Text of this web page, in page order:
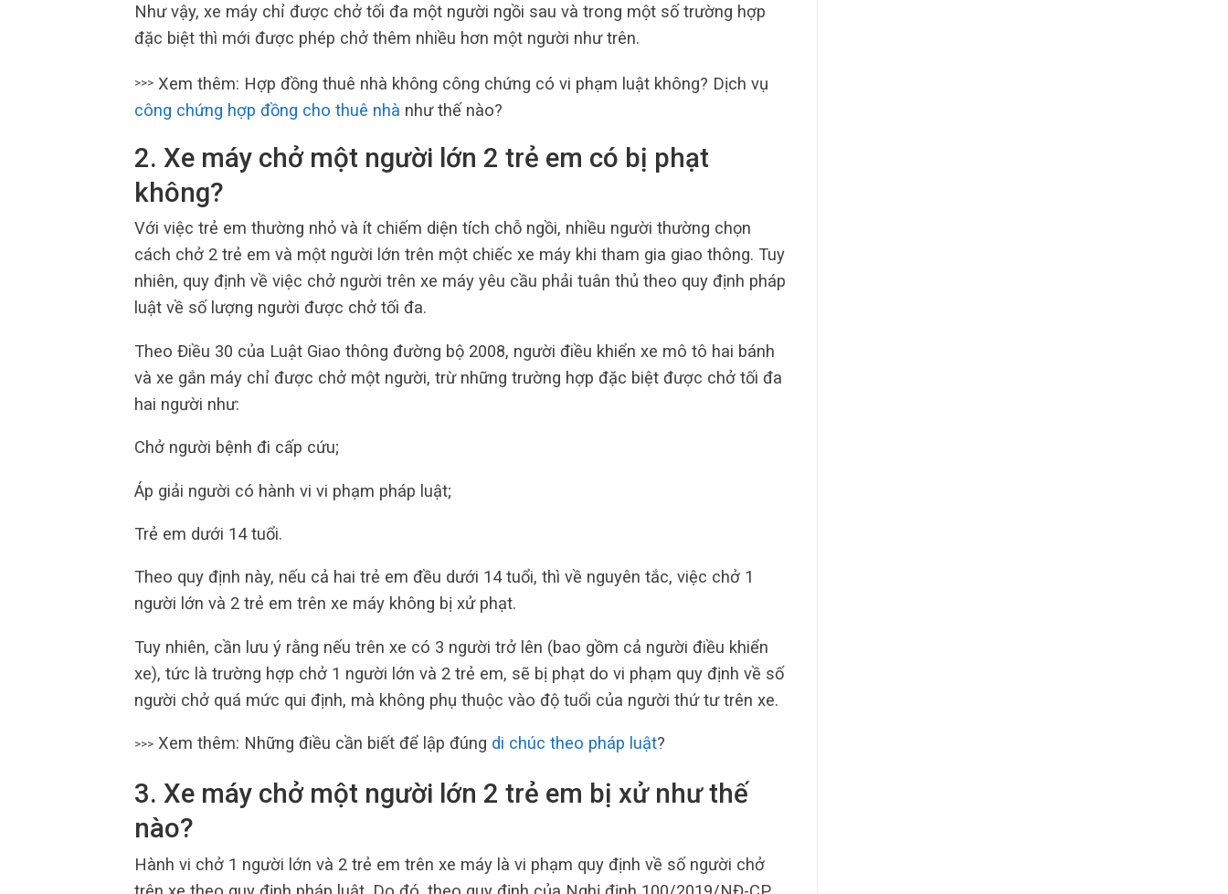
Như vậy, xe máy chỉ được chở tối đa một người ngồi sau và trong một số trường hợp
đặc biệt thì mới được phép chở thêm nhiều hơn một người như trên.
>>> Xem thêm: Hợp đồng thuê nhà không công chứng có vi phạm luật không? Dịch vụ
công chứng hợp đồng cho thuê nhà như thế nào?
2. Xe máy chở một người lớn 2 trẻ em có bị phạt
không?
Với việc trẻ em thường nhỏ và ít chiếm diện tích chỗ ngồi, nhiều người thường chọn
cách chở 2 trẻ em và một người lớn trên một chiếc xe máy khi tham gia giao thông. Tuy
nhiên, quy định về việc chở người trên xe máy yêu cầu phải tuân thủ theo quy định pháp
luật về số lượng người được chở tối đa.
Theo Điều 30 của Luật Giao thông đường bộ 2008, người điều khiển xe mô tô hai bánh
và xe gắn máy chỉ được chở một người, trừ những trường hợp đặc biệt được chở tối đa
hai người như:
Chở người bệnh đi cấp cứu;
Áp giải người có hành vi vi phạm pháp luật;
Trẻ em dưới 14 tuổi.
Theo quy định này, nếu cả hai trẻ em đều dưới 14 tuổi, thì về nguyên tắc, việc chở 1
người lớn và 2 trẻ em trên xe máy không bị xử phạt.
Tuy nhiên, cần lưu ý rằng nếu trên xe có 3 người trở lên (bao gồm cả người điều khiển
xe), tức là trường hợp chở 1 người lớn và 2 trẻ em, sẽ bị phạt do vi phạm quy định về số
người chở quá mức qui định, mà không phụ thuộc vào độ tuổi của người thứ tư trên xe.
>>> Xem thêm: Những điều cần biết để lập đúng di chúc theo pháp luật?
3. Xe máy chở một người lớn 2 trẻ em bị xử như thế
nào?
Hành vi chở 1 người lớn và 2 trẻ em trên xe máy là vi phạm quy định về số người chở